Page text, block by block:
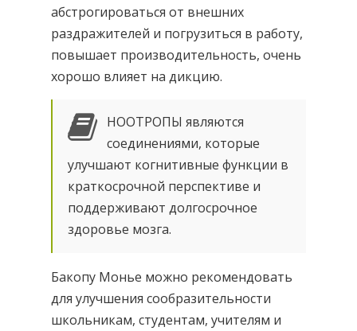
абстрогироваться от внешних
раздражителей и погрузиться в работу,
повышает производительность, очень
хорошо влияет на дикцию.
НООТРОПЫ являются
соединениями, которые
улучшают когнитивные функции в
краткосрочной перспективе и
поддерживают долгосрочное
здоровье мозга.
Бакопу Монье можно рекомендовать
для улучшения сообразительности
школьникам, студентам, учителям и